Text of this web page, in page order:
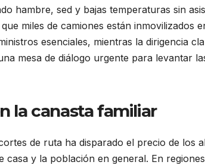
hambre, sed y bajas temperaturas sin
miles de camiones están inmovilizados
esenciales, mientras la dirigencia
mesa de diálogo urgente para levantar
la canasta familiar
de ruta ha disparado el precio de los
casa y la población en general. En